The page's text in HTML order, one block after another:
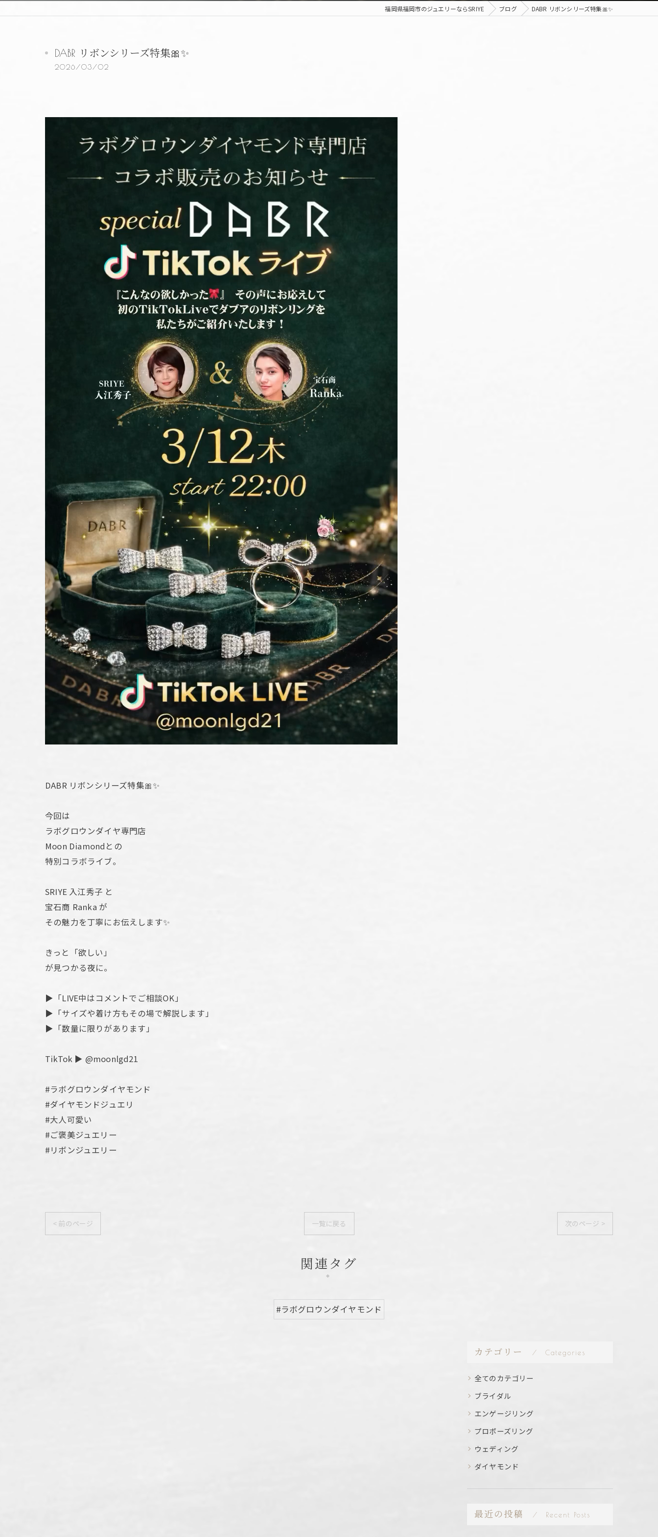
福岡県福岡市のジュエリーならSRIYE ブログ DABR リボンシリーズ特集🎀✨
DABR リボンシリーズ特集🎀✨
2026/03/02
DABR リボンシリーズ特集🎀✨
今回は
ラボグロウンダイヤ専門店
Moon Diamondとの
特別コラボライブ。
SRIYE 入江秀子 と
宝石商 Ranka が
その魅力を丁寧にお伝えします✨
きっと「欲しい」
が見つかる夜に。
▶「LIVE中はコメントでご相談OK」
▶「サイズや着け方もその場で解説します」
▶「数量に限りがあります」
TikTok ▶ @moonlgd21
#ラボグロウンダイヤモンド
#ダイヤモンドジュエリ
#大人可愛い
#ご褒美ジュエリー
#リボンジュエリー
< 前のページ 一覧に戻る 次のページ >
関連タグ
#ラボグロウンダイヤモンド
カテゴリー Categories
全てのカテゴリー
ブライダル
エンゲージリング
プロポーズリング
ウェディング
ダイヤモンド
最近の投稿 Recent Posts